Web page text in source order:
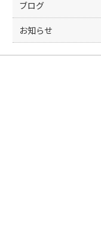
k
ブログ
お知らせ